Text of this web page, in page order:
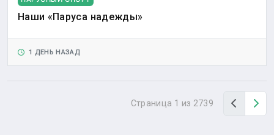
Наши «Паруса надежды»
1 ДЕНЬ НАЗАД
Страница 1 из 2739 Назад